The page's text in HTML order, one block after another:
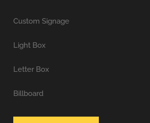
Custom Signage
Light Box
Letter Box
Billboard